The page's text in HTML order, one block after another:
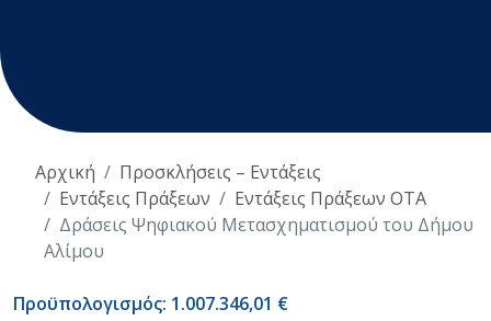
Αρχική
Προσκλήσεις – Εντάξεις
Εντάξεις Πράξεων
Εντάξεις Πράξεων ΟΤΑ
Δράσεις Ψηφιακού Μετασχηματισμού του Δήμου
Αλίμου
Προϋπολογισμός: 1.007.346,01 €